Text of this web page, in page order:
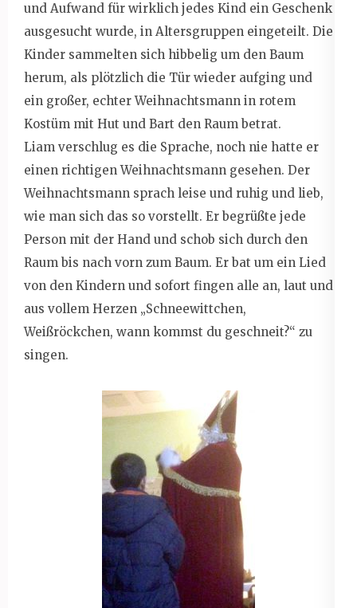
und Aufwand für wirklich jedes Kind ein Geschenk
ausgesucht wurde, in Altersgruppen eingeteilt. Die
Kinder sammelten sich hibbelig um den Baum
herum, als plötzlich die Tür wieder aufging und
ein großer, echter Weihnachtsmann in rotem
Kostüm mit Hut und Bart den Raum betrat.
Liam verschlug es die Sprache, noch nie hatte er
einen richtigen Weihnachtsmann gesehen. Der
Weihnachtsmann sprach leise und ruhig und lieb,
wie man sich das so vorstellt. Er begrüßte jede
Person mit der Hand und schob sich durch den
Raum bis nach vorn zum Baum. Er bat um ein Lied
von den Kindern und sofort fingen alle an, laut und
aus vollem Herzen „Schneewittchen,
Weißröckchen, wann kommst du geschneit?“ zu
singen.